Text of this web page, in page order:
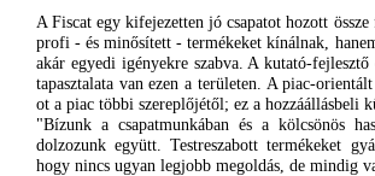
AFiscat egy kifejezetten jó csapatot hozott össze
profi -és minősített -termékeket kínálnak
akár egyedi igényekre szabva. Akutató-fejlesztő
tapasztalata vanezen a területen . Apiac-orientált
ot a piac többi szereplőjétől; ez a hozzáállásbeli
"Bízunk a csapatmunkában és a kölcsönös
dolzozunk együtt .Testreszabott termékeket
hogy nincs ugyan legjobb megoldás , de mindig